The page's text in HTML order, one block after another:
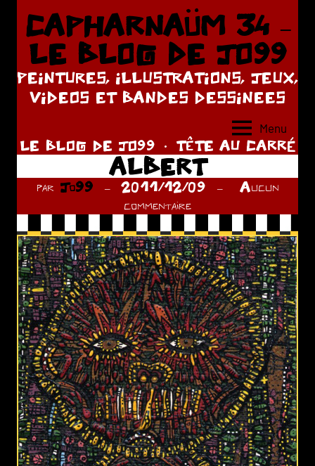
Aller
contenu
CAPHARNAÜM 34 –
LE BLOG DE JO99
PEINTURES, ILLUSTRATIONS, JEUX,
VIDEOS ET BANDES DESSINEES
Menu
LE BLOG DE JO99 TÊTE AU CARRÉ
ALBERT
par Jo99 2011/12/09
Aucun
commentaire